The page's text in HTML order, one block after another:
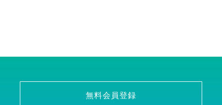
無料会員登録